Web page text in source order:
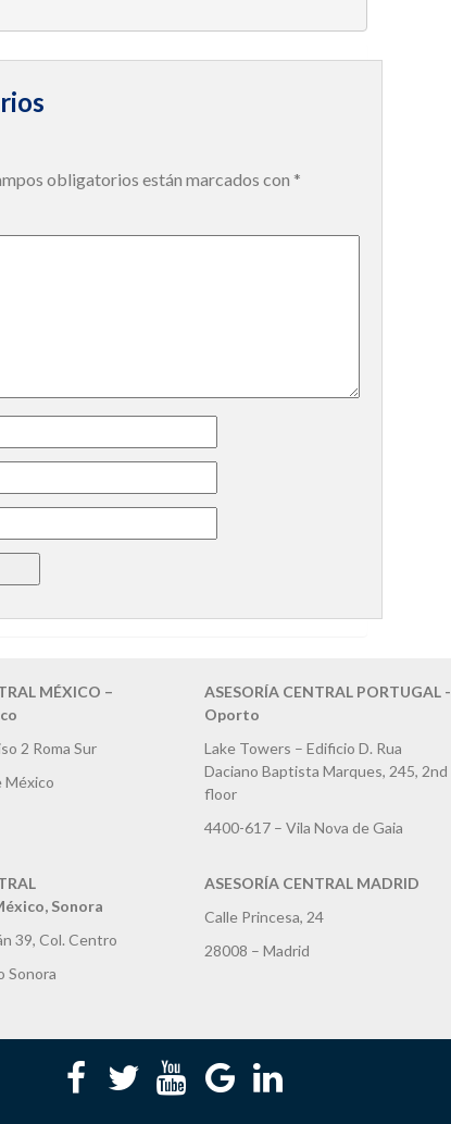
obligatorios están marcados con *
MÉXICO –
2 Roma Sur
México
ASESORÍA CENTRAL PORTUGAL -
Oporto
Lake Towers – Edificio D. Rua
Daciano Baptista Marques, 245, 2nd
floor
4400-617 – Vila Nova de Gaia
Sonora
39, Col. Centro
Sonora
ASESORÍA CENTRAL MADRID
Calle Princesa, 24
28008 – Madrid